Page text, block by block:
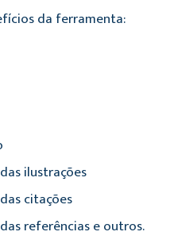
da ferramenta:
ilustrações
citações
referências e outros.